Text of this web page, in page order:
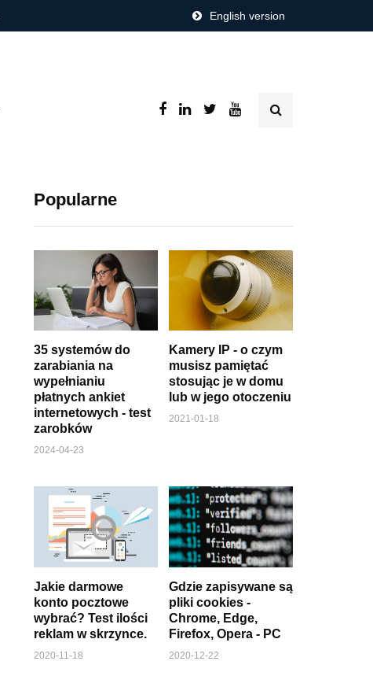
English version
Popularne
35 systemów do
zarabiania na
wypełnianiu
płatnych ankiet
internetowych - test
zarobków
2024-04-23
Kamery IP - o czym
musisz pamiętać
stosując je w domu
lub w jego otoczeniu
2021-01-18
Jakie darmowe
konto pocztowe
wybrać? Test ilości
reklam w skrzynce.
2020-11-18
Gdzie zapisywane są
pliki cookies -
Chrome, Edge,
Firefox, Opera - PC
2020-12-22